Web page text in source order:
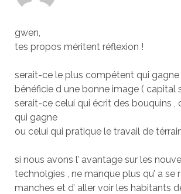
gwen,
tes propos méritent réflexion !
serait-ce le plus compétent qui gagne
bénéficie d une bonne image ( capital
serait-ce celui qui écrit des bouquins ,
qui gagne
ou celui qui pratique le travail de
si nous avons l’ avantage sur les
technolgies , ne manque plus qu’ a se
manches et d’ aller voir les habitants